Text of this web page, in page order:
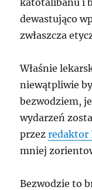
katotalibanu i
dewastująco
zwłaszcza
Właśnie
niewątpliwie
bezwodziem,
wydarzeń
przezredaktor
mniej
Bezwodzie to